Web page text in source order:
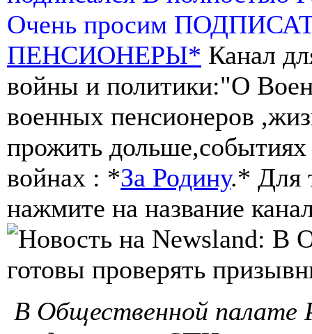
Очень просим
ПЕНСИОНЕРЫ* Канал
войны и политики:"О
военных пенсионеров
прожить
войнах : *За Родину.* Для
нажмите на название
В Общественной палате